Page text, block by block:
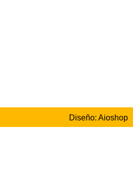
Diseño: Aioshop